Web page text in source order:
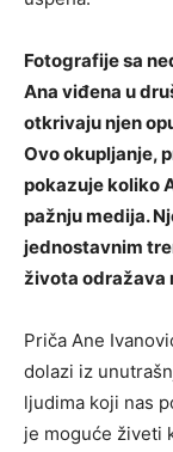
Fotografije sa
Ana viđena u
otkrivaju njen
Ovo okupljanje,
pokazuje koliko
pažnju medija.
jednostavnim
života odražava
Priča Ane
dolazi iz
ljudima koji nas
je moguće živeti